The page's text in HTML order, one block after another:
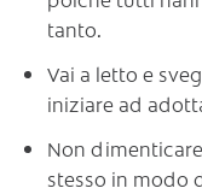
tanto.
Vai a letto e
iniziare ad
Non
stesso in modo